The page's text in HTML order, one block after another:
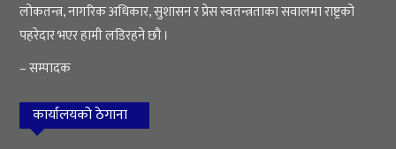
लोकतन्त्र, नागरिक अधिकार, सुशासन र प्रेस स्वतन्त्रताका सवालमा राष्ट्रको
पहरेदार भएर हामी लडिरहने छौ ।
– सम्पादक
कार्यालयको ठेगाना